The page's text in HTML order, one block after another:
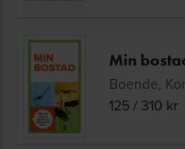
Min
Boende,
125/ 310 kr